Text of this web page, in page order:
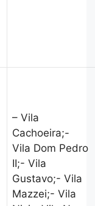
– Vila
Cachoeira;-
Vila Dom Pedro
II;- Vila
Gustavo;- Vila
Mazzei;- Vila